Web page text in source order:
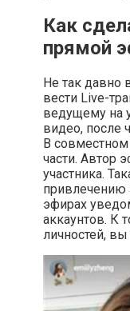
Как
прямой
Не так давно
вести Live-
ведущему на
видео, после
В
части. Автор
участника.
привлечению
эфирах
аккаунтов. К
личностей,